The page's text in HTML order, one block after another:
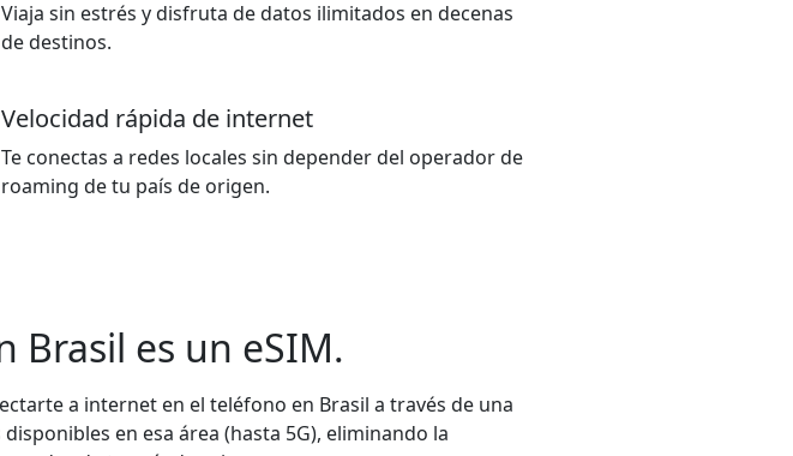
Viaja sin estrés y disfruta de datos ilimitados en decenas
de destinos.
Velocidad rápida de internet
Te conectas a redes locales sin depender del operador de
roaming de tu país de origen.
es un eSIM.
a internet en el teléfono en Brasil a través de una
en esa área (hasta 5G), eliminando la